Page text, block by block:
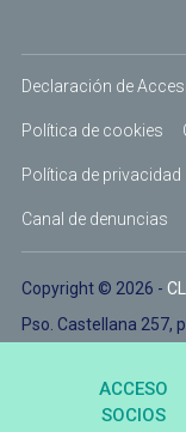
Declaración de
Política de cookies
Política de privacidad
Canal de denuncias
Copyright © 2026 -
Pso. Castellana 257,
ACCESO
SOCIOS